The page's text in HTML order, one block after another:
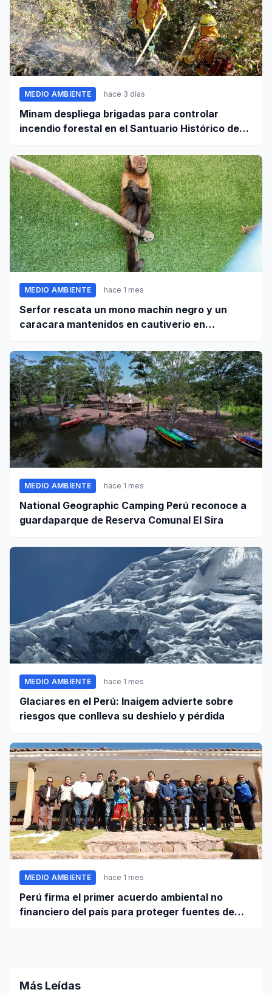
MEDIO AMBIENTE hace 3 días
Minam despliega brigadas para controlar
incendio forestal en el Santuario Histórico de
MEDIO AMBIENTE hace 1 mes
Serfor rescata un mono machín negro y un
caracara mantenidos en cautiverio en
MEDIO AMBIENTE hace 1 mes
National Geographic Camping Perú reconoce a
guardaparque de Reserva Comunal El Sira
MEDIO AMBIENTE hace 1 mes
Glaciares en el Perú: Inaigem advierte sobre
riesgos que conlleva su deshielo y pérdida
MEDIO AMBIENTE hace 1 mes
Perú firma el primer acuerdo ambiental no
financiero del país para proteger fuentes de
Más Leídas